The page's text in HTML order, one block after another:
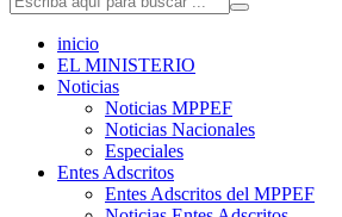
inicio
EL MINISTERIO
Noticias
Noticias MPPEF
Noticias Nacionales
Especiales
Entes Adscritos
Entes Adscritos del MPPEF